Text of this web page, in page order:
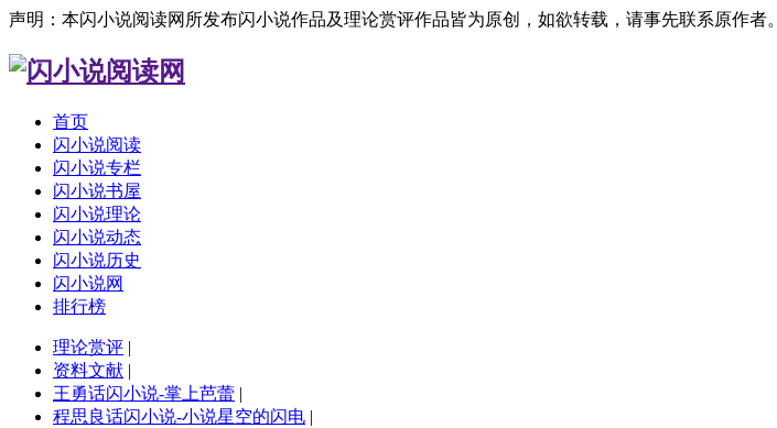
声明：本闪小说阅读网所发布闪小说作品及理论赏评作品皆为原创，如欲转载，请事先联系原作者。
首页
闪小说阅读
闪小说专栏
闪小说书屋
闪小说理论
闪小说动态
闪小说历史
闪小说网
排行榜
理论赏评 |
资料文献 |
王勇话闪小说-掌上芭蕾 |
程思良话闪小说-小说星空的闪电 |